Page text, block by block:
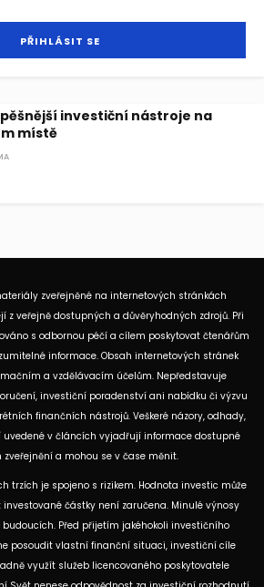
investiční nástroje na
místě
zveřejněné na internetových stránkách
z veřejně dostupných a důvěryhodných zdrojů. Při
s odbornou péčí a cílem poskytovat čtenářům
informace. Obsah internetových stránek
a vzdělávacím účelům. Nepředstavuje
investiční poradenství ani nabídku či výzvu
finančních nástrojů. Veškeré názory, odhady,
uvedené v článcích vyjadřují informace dostupné
zveřejnění a mohou se v čase měnit.
trzích je spojeno s rizikem. Hodnota investic může
částky není zaručena. Minulé výnosy
budoucích. Před přijetím jakéhokoli investičního
posoudit vlastní finanční situaci, investiční cíle
využít služeb licencovaného poskytovatele